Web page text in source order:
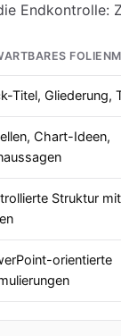
Endkontrolle:
Titel, Gliederung,
Chart-Ideen,
Struktur
orientierte